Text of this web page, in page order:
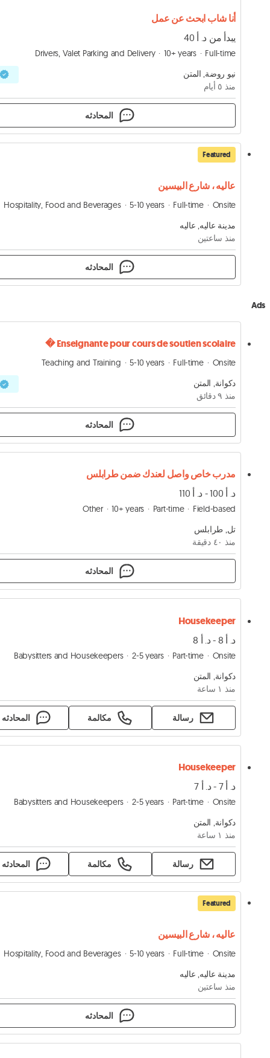
أنا شاب ابحث عن عمل
يبدأ من د. أ 40
Drivers, Valet Parking and Delivery 10+ years
Full-time
نيو روضة, المتن
منذ ٥ أيام
المحادثه
Featured
عاليه ، شارع البيسين
Hospitality, Food and Beverages 5-10 years Full-time
Onsite
مدينة عاليه, عاليه
منذ ساعتين
المحادثه
Ads
Enseignante pour cours de soutien scolaire �
Teaching and Training 5-10 years Full-time
Onsite
دكوانة, المتن
منذ ٩ دقائق
المحادثه
مدرب خاص واصل لعندك ضمن طرابلس
د. أ 100 - د. أ 110
Other 10+ years Part-time
Field-based
تل, طرابلس
منذ ٤۰ دقيقة
المحادثه
Housekeeper
د. أ 8 - د. أ 8
Babysitters and Housekeepers 2-5 years Part-time
Onsite
دكوانة, المتن
منذ ١ ساعة
رسالة مكالمة المحادثه
Housekeeper
د. أ 7 - د. أ 7
Babysitters and Housekeepers 2-5 years Part-time
Onsite
دكوانة, المتن
منذ ١ ساعة
رسالة مكالمة المحادثه
Featured
عاليه ، شارع البيسين
Hospitality, Food and Beverages 5-10 years Full-time
Onsite
مدينة عاليه, عاليه
منذ ساعتين
المحادثه